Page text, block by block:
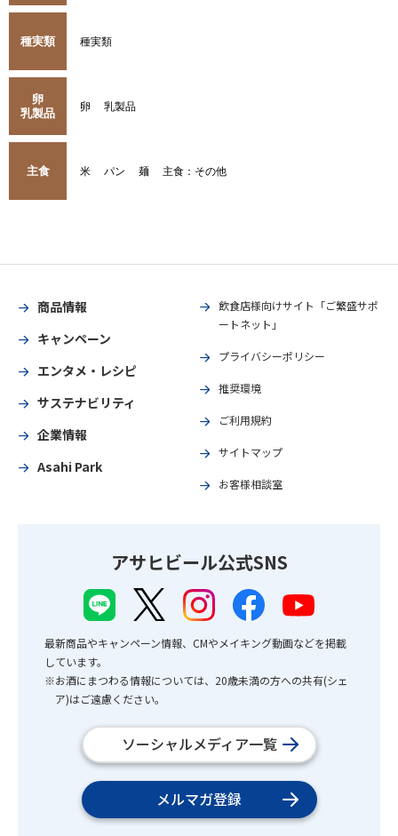
種実類 種実類
卵
乳製品
卵 乳製品
主食 米 パン 麺 主食：その他
商品情報
キャンペーン
エンタメ・レシピ
サステナビリティ
企業情報
Asahi Park
飲食店様向けサイト「ご繁盛サポ
ートネット」
プライバシーポリシー
推奨環境
ご利用規約
サイトマップ
お客様相談室
アサヒビール公式SNS
最新商品やキャンペーン情報、CMやメイキング動画などを掲載
しています。
※お酒にまつわる情報については、20歳未満の方への共有(シェ
ア)はご遠慮ください。
ソーシャルメディア一覧
メルマガ登録